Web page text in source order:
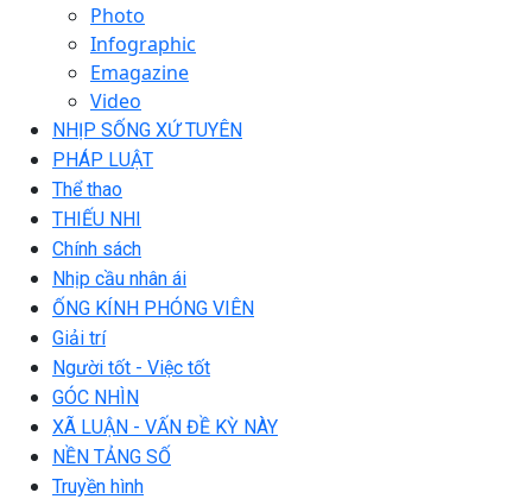
Photo
Infographic
Emagazine
Video
NHỊP SỐNG XỨ TUYÊN
PHÁP LUẬT
Thể thao
THIẾU NHI
Chính sách
Nhịp cầu nhân ái
ỐNG KÍNH PHÓNG VIÊN
Giải trí
Người tốt - Việc tốt
GÓC NHÌN
XÃ LUẬN - VẤN ĐỀ KỲ NÀY
NỀN TẢNG SỐ
Truyền hình